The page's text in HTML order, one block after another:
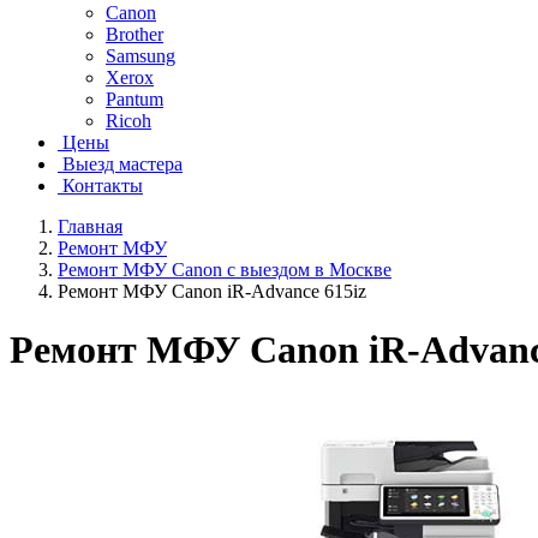
Canon
Brother
Samsung
Xerox
Pantum
Ricoh
Цены
Выезд мастера
Контакты
Главная
Ремонт МФУ
Ремонт МФУ Canon с выездом в Москве
Ремонт МФУ Canon iR-Advance 615iz
Ремонт МФУ Canon iR-